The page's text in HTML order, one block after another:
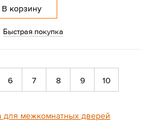
В корзину
Быстрая покупка
6 7 8 9 10
для межкомнатных дверей